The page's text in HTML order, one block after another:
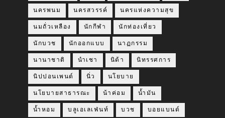
นครพนม นครสวรรค์ นครแห่งความสุข
นมถั่วเหลือง นักกีฬา นักท่องเที่ยว
นักบวช นักออกแบบ นาฏกรรม
นานาชาติ นำเชา นิด้า นิทรรศการ
นิปปอนเพนต์ นิ่ว นโยบาย
นโยบายสาธารณะ น้าค่อม น้ำมัน
น้ำหอม บลูเอเลเฟ่นท์ บวช บอยแบนด์